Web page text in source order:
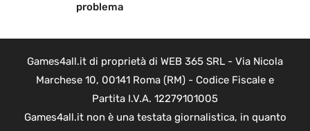
problema
Games4all.it di proprietà di WEB 365 SRL - Via Nicola
Marchese 10, 00141 Roma (RM) - Codice Fiscale e
Partita I.V.A. 12279101005
Games4all.it non è una testata giornalistica, in quanto